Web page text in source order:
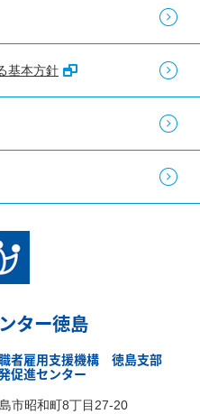
基本方針
ター徳島
者雇用支援機構 徳島支部
促進センター
市昭和町8丁目27-20